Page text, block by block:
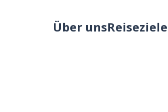
Über unsReiseziele